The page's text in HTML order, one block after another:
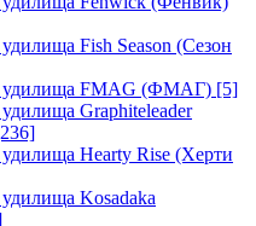
Fish Season (Сезон
удилища FMAG (ФМАГ) [5]
Graphiteleader
Hearty Rise (Херти
Kosadaka